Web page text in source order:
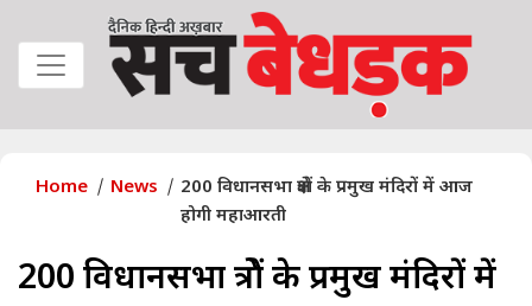
Home News
200 विधानसभा क्षेत्रों के प्रमुख मंदिरों में आज
होगी महाआरती
200 विधानसभा क्षेत्रों के प्रमुख मंदिरों में